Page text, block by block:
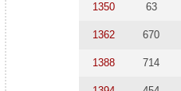
1350 63
1362 670
1388 714